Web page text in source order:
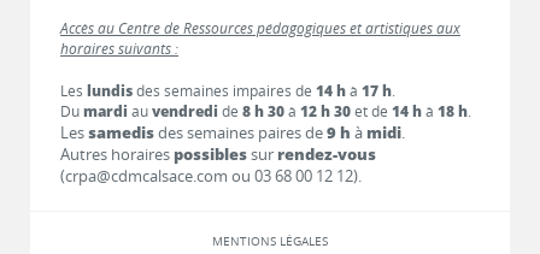
Accès au Centre de Ressources pédagogiques et artistiques aux
horaires suivants :
Les lundisdes semaines impaires de 14 hà 17 h.
Dumardi auvendredi de 8 h 30à 12 h 30et de 14 hà 18 h.
Lessamedisdes semaines paires de9 h à midi.
Autres horaires possiblessur rendez-vous
(crpa@cdmcalsace.com ou 03 68 00 12 12).
MENTIONS LÉGALES